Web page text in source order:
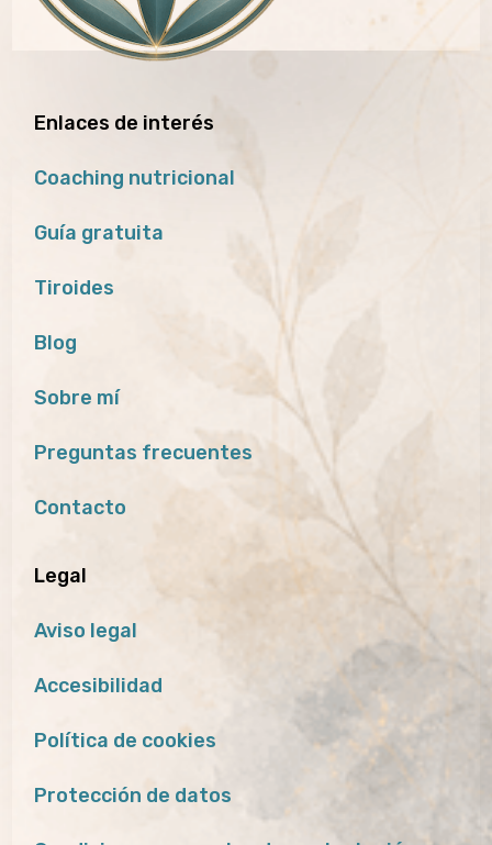
Enlaces de interés
Coaching nutricional
Guía gratuita
Tiroides
Blog
Sobre mí
Preguntas frecuentes
Contacto
Legal
Aviso legal
Accesibilidad
Política de cookies
Protección de datos